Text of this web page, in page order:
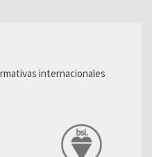
internacionales